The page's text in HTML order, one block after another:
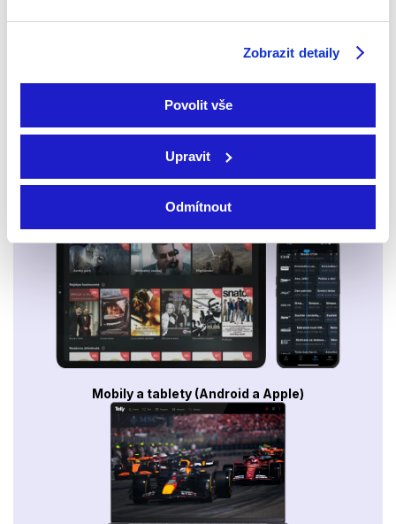
Zobrazit detaily
Povolit vše
Upravit
Odmítnout
Smart TV - Android, Google, Samsung, LG, VIDAA
Mobily a tablety (Android a Apple)